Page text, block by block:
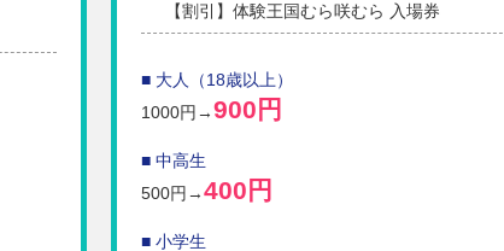
【割引】体験王国むら咲むら 入場券
■ 大人（18歳以上）
1000円→900円
■ 中高生
500円→400円
■ 小学生